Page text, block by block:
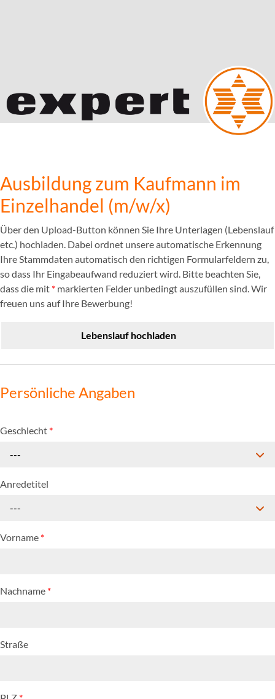
Ausbildung zum Kaufmann im
Einzelhandel (m/w/x)
Über den Upload-Button können Sie Ihre Unterlagen (Lebenslauf
etc.) hochladen. Dabei ordnet unsere automatische Erkennung
Ihre Stammdaten automatisch den richtigen Formularfeldern zu,
so dass Ihr Eingabeaufwand reduziert wird. Bitte beachten Sie,
dass die mit * markierten Felder unbedingt auszufüllen sind. Wir
freuen uns auf Ihre Bewerbung!
Lebenslauf hochladen
Persönliche Angaben
Geschlecht *
---
Anredetitel
---
Vorname *
Nachname *
Straße